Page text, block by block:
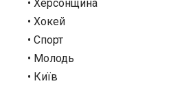
• Херсонщина
• Хокей
• Спорт
• Молодь
• Київ